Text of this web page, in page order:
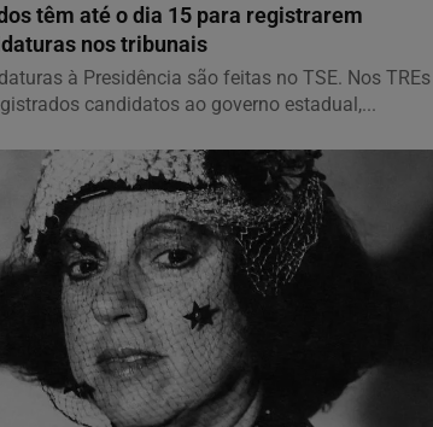
têm até o dia 15 para registrarem
nos tribunais
à Presidência são feitas no TSE. Nos TREs
candidatos ao governo estadual,...